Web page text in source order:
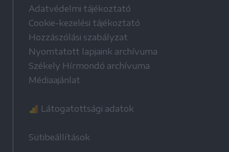
Adatvédelmi tájékoztató
Cookie-kezelési tájékoztató
Hozzászólási szabályzat
Nyomtatott lapjaink archívuma
Székely Hírmondó archívuma
Médiaajánlat
Látogatottsági adatok
Sütibeállítások